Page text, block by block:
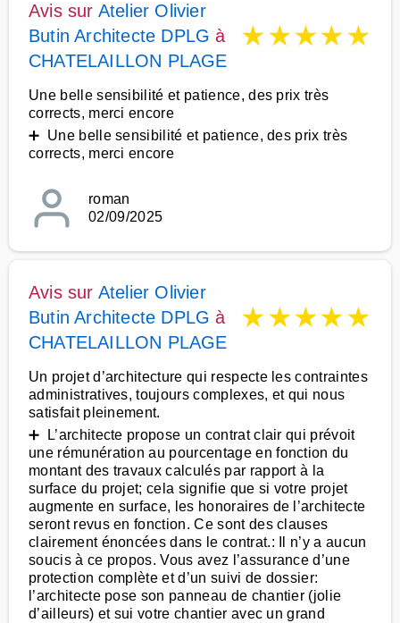
Avis sur Atelier Olivier
Butin Architecte DPLG à
CHATELAILLON PLAGE
★★★★★
Une belle sensibilité et patience, des prix très
corrects, merci encore
➕ Une belle sensibilité et patience, des prix très
corrects, merci encore
roman
02/09/2025
Avis sur Atelier Olivier
Butin Architecte DPLG à
CHATELAILLON PLAGE
★★★★★
Un projet d’architecture qui respecte les contraintes
administratives, toujours complexes, et qui nous
satisfait pleinement.
➕ L’architecte propose un contrat clair qui prévoit
une rémunération au pourcentage en fonction du
montant des travaux calculés par rapport à la
surface du projet; cela signifie que si votre projet
augmente en surface, les honoraires de l’architecte
seront revus en fonction. Ce sont des clauses
clairement énoncées dans le contrat.: Il n’y a aucun
soucis à ce propos. Vous avez l’assurance d’une
protection complète et d’un suivi de dossier:
l’architecte pose son panneau de chantier (jolie
d’ailleurs) et sui votre chantier avec un grand